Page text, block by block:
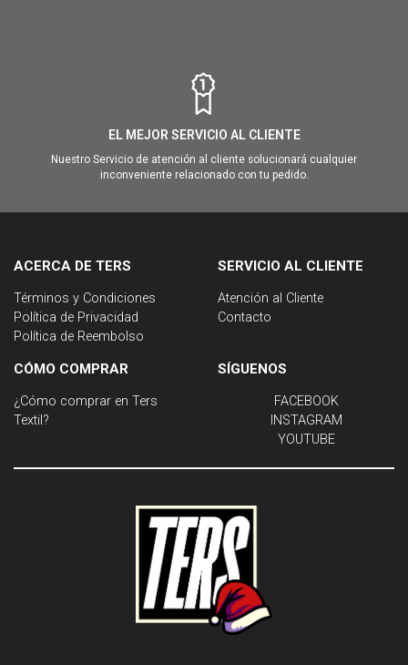
EL MEJOR SERVICIO AL CLIENTE
Nuestro Servicio de atención al cliente solucionará cualquier
inconveniente relacionado con tu pedido.
ACERCA DE TERS
Términos y Condiciones
Política de Privacidad
Política de Reembolso
SERVICIO AL CLIENTE
Atención al Cliente
Contacto
CÓMO COMPRAR
¿Cómo comprar en Ters
Textil?
SÍGUENOS
FACEBOOK
INSTAGRAM
YOUTUBE